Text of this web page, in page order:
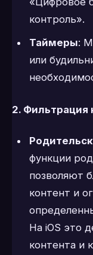
контроль».
Таймеры:
или
2. Фильтрация
функции
позволяют
контент и
На iOS это
контента и